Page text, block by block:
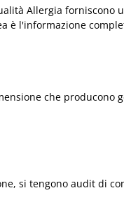
Allergia forniscono
è l'informazione
che producono
si tengono audit di